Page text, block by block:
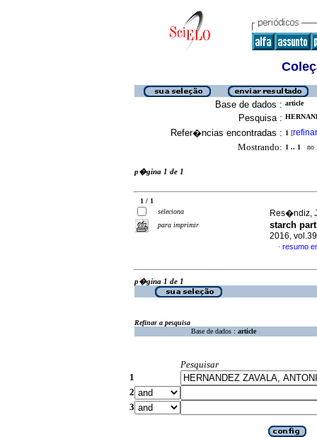
Base de dados : article
Pesquisa :
Refer�ncias encontradas : 1 [refinar
Mostrando: 1 .. 1 no
p�gina 1 de 1
1 / 1
seleciona
para imprimir
Res�ndiz,
starch
2016,
· resumo
p�gina 1 de 1
Refinar a pesquisa
Base de dados : article
Pesquisar
1
2
3